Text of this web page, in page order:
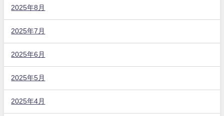
2025年8月
2025年7月
2025年6月
2025年5月
2025年4月